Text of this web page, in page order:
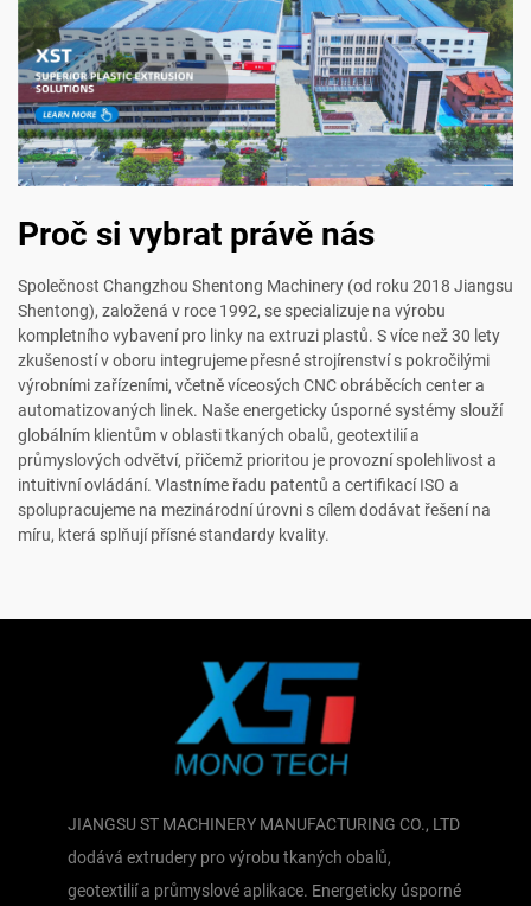
Proč si vybrat právě nás
Společnost Changzhou Shentong Machinery (od roku 2018 Jiangsu
Shentong), založená v roce 1992, se specializuje na výrobu
kompletního vybavení pro linky na extruzi plastů. S více než 30 lety
zkušeností v oboru integrujeme přesné strojírenství s pokročilými
výrobními zařízeními, včetně víceosých CNC obráběcích center a
automatizovaných linek. Naše energeticky úsporné systémy slouží
globálním klientům v oblasti tkaných obalů, geotextilií a
průmyslových odvětví, přičemž prioritou je provozní spolehlivost a
intuitivní ovládání. Vlastníme řadu patentů a certifikací ISO a
spolupracujeme na mezinárodní úrovni s cílem dodávat řešení na
míru, která splňují přísné standardy kvality.
JIANGSU ST MACHINERY MANUFACTURING CO., LTD
dodává extrudery pro výrobu tkaných obalů,
geotextilií a průmyslové aplikace. Energeticky úsporné